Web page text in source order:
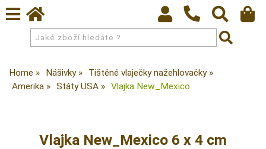
Home Nášivky
Tištěné vlaječky nažehlovačky
Amerika
Státy USA Vlajka New_Mexico
Vlajka New_Mexico 6 x 4 cm